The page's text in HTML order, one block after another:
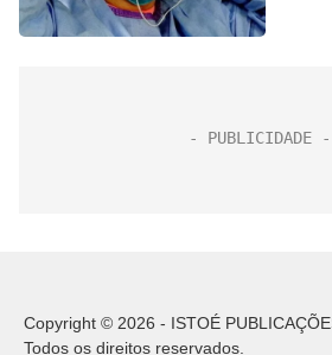
Copyright © 2026 - ISTOÉ
Todos os direitos reservados.